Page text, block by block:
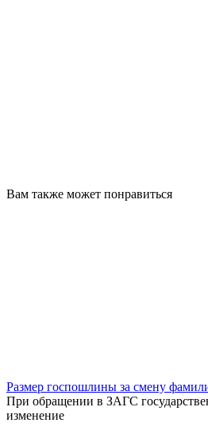
Вам также может понравиться
Размер госпошлины за смену
При обращении в ЗАГС
изменение